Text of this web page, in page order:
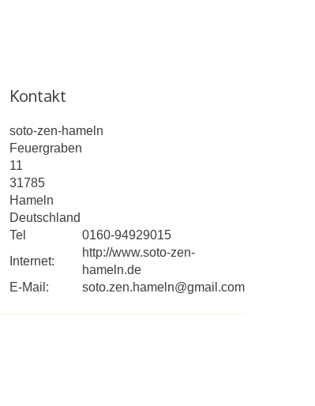
Kontakt
soto-zen-hameln
Feuergraben
11
31785
Hameln
Deutschland
Tel
0160-94929015
Internet:
http://www.soto-zen-
hameln.de
E-Mail:
soto.zen.hameln@gmail.com